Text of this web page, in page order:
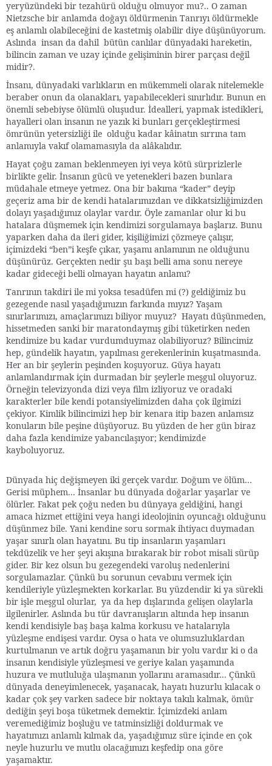
yeryüzündeki bir tezahürü olduğu olmuyor mu?.. O zaman
Nietzsche bir anlamda doğayı öldürmenin Tanrıyı öldürmekle
eş anlamlı olabileceğini de kastetmiş olabilir diye düşünüyorum.
Aslında insan da dahil bütün canlılar dünyadaki hareketin,
bilincin zaman ve uzay içinde gelişiminin birer parçası değil
midir?.
İnsanı, dünyadaki varlıkların en mükemmeli olarak nitelemekle
beraber onun da olanakları, yapabilecekleri sınırlıdır. Bunun en
önemli sebebiyse ölümlü oluşudur. İdealleri, yapmak istedikleri,
hayalleri olan insanın ne yazık ki bunları gerçekleştirmesi
ömrünün yetersizliği ile olduğu kadar kâinatın sırrına tam
anlamıyla vakıf olamamasıyla da alâkalıdır.
Hayat çoğu zaman beklenmeyen iyi veya kötü sürprizlerle
birlikte gelir. İnsanın gücü ve yetenekleri bazen bunlara
müdahale etmeye yetmez. Ona bir bakıma “kader” deyip
geçeriz ama bir de kendi hatalarımızdan ve dikkatsizliğimizden
dolayı yaşadığımız olaylar vardır. Öyle zamanlar olur ki bu
hatalara düşmemek için kendimizi sorgulamaya başlarız. Bunu
yaparken daha da ileri gider, kişiliğimizi çözmeye çalışır,
içimizdeki “ben”i keşfe çıkar, yaşamı anlamının ne olduğunu
düşünürüz. Gerçekten nedir şu başı belli ama sonu nereye
kadar gideceği belli olmayan hayatın anlamı?
Tanrının takdiri ile mi yoksa tesadüfen mi (?) geldiğimiz bu
gezegende nasıl yaşadığımızın farkında mıyız? Yaşam
sınırlarımızı, amaçlarımızı biliyor muyuz? Hayatı düşünmeden,
hissetmeden sanki bir maratondaymış gibi tüketirken neden
kendimize bu kadar vurdumduymaz olabiliyoruz? Bilincimiz
hep, gündelik hayatın, yapılması gerekenlerinin kuşatmasında.
Her an bir şeylerin peşinden koşuyoruz. Güya hayatı
anlamlandırmak için durmadan bir şeylerle meşgul oluyoruz.
Örneğin televizyonda dizi veya film izliyoruz ve oradaki
karakterler bile kendi potansiyelimizden daha çok ilgimizi
çekiyor. Kimlik bilincimizi hep bir kenara itip bazen anlamsız
konuların bile peşine düşüyoruz. Bu yüzden de her gün biraz
daha fazla kendimize yabancılaşıyor; kendimizde
kayboluyoruz.
Dünyada hiç değişmeyen iki gerçek vardır. Doğum ve ölüm…
Gerisi müphem... İnsanlar bu dünyada doğarlar yaşarlar ve
ölürler. Fakat pek çoğu neden bu dünyaya geldiğini, hangi
amaca hizmet ettiğini veya hangi ideolojinin oyuncağı olduğunu
düşünmez bile. Yani kendine soru sormak ihtiyacı duymadan
yaşar sınırlı olan hayatını. Bu tip insanların yaşamları
tekdüzelik ve her şeyi akışına bırakarak bir robot misali sürüp
gider. Bir kez olsun bu gezegendeki varoluş nedenlerini
sorgulamazlar. Çünkü bu sorunun cevabını vermek için
kendileriyle yüzleşmekten korkarlar. Bu yüzdendir ki ya sürekli
bir işle meşgul olurlar, ya da hep dışlarında gelişen olaylarla
ilgilenirler. Aslında bu tür davranışların altında hep insanın
kendi kendisiyle baş başa kalma korkusu ve hatalarıyla
yüzleşme endişesi vardır. Oysa o hata ve olumsuzluklardan
kurtulmanın ve artık doğru yaşamanın bir yolu vardır ki o da
insanın kendisiyle yüzleşmesi ve geriye kalan yaşamında
huzura ve mutluluğa ulaşmanın yollarını aramasıdır… Çünkü
dünyada deneyimlenecek, yaşanacak, hayatı huzurlu kılacak o
kadar çok şey varken sadece bir noktaya takılı kalmak, ömür
dediğin şeyi boşa tüketmek demektir. İçimizdeki anlam
veremediğimiz boşluğu ve tatminsizliği doldurmak ve
hayatımızı anlamlı kılmak da, yaşadığımız süre içinde en çok
neyle huzurlu ve mutlu olacağımızı keşfedip ona göre
yaşamaktır.